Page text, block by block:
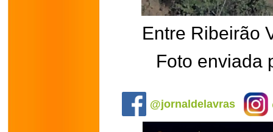
Entre Ribeirão
Foto enviada
@jornaldelavras